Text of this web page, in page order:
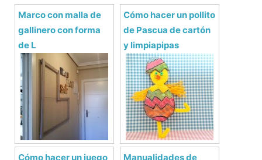
Marco con malla de
gallinero con forma
de L
Cómo hacer un juego
Cómo hacer un pollito
de Pascua de cartón
y limpiapipas
Manualidades de